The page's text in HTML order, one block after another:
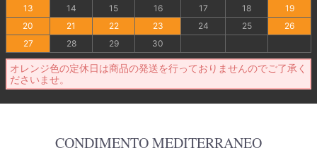
13
14 15 16 17 18
19
20
21 22 23 24 25
26
27
28 29 30
オレンジ色の定休日は商品の発送を行っておりませんのでご了承く
ださいませ。
CONDIMENTO MEDITERRANEO